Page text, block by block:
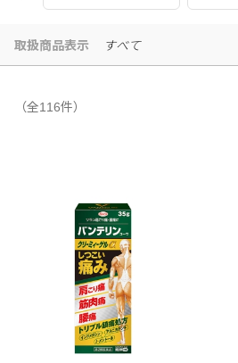
取扱商品表示 すべて
（全116件）